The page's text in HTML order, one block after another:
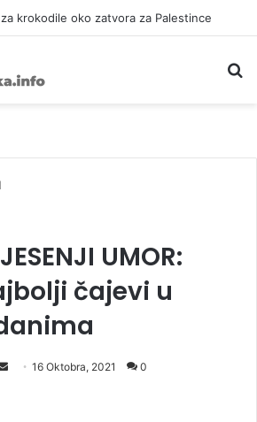
krokodile oko zatvora za Palestince
UMOR:
čajevi u
16 Oktobra, 2021 0